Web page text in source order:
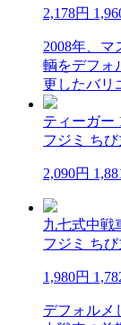
2,178円
2008年、
輌をデフォ
更したバリ
ティーガー
フジミ ち
2,090円
九七式中戦
フジミ ち
1,980円
デフォルメ